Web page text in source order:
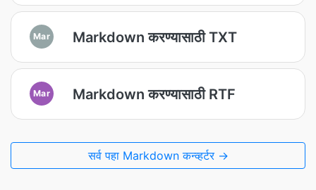
Mar Markdown करण्यासाठी TXT
Mar Markdown करण्यासाठी RTF
सर्व पहा Markdown कन्व्हर्टर →